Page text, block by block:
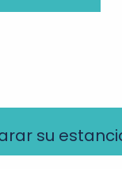
su
para las
de